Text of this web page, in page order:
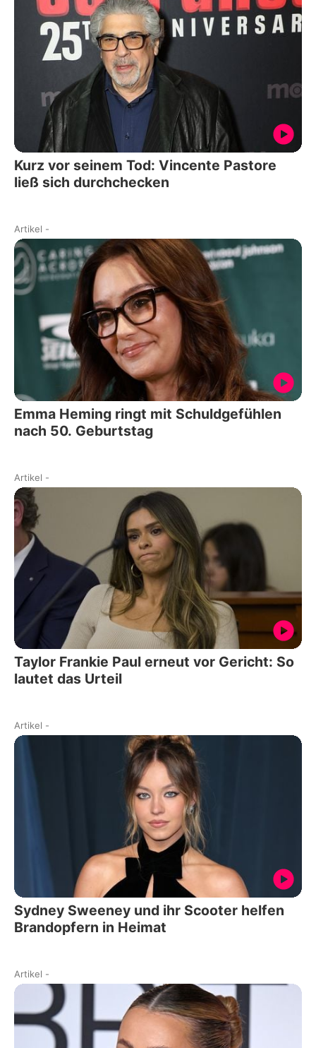
Kurz vor seinem Tod: Vincente Pastore
ließ sich durchchecken
Artikel -
Emma Heming ringt mit Schuldgefühlen
nach 50. Geburtstag
Artikel -
Taylor Frankie Paul erneut vor Gericht: So
lautet das Urteil
Artikel -
Sydney Sweeney und ihr Scooter helfen
Brandopfern in Heimat
Artikel -